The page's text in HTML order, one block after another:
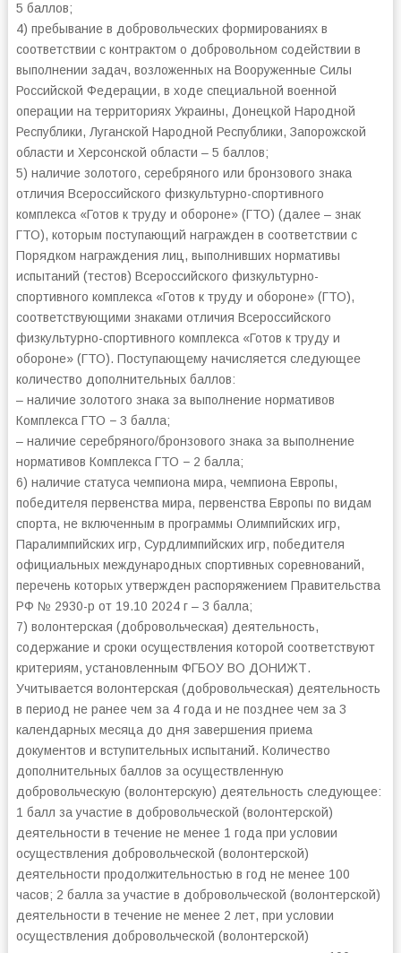
5 баллов;
4) пребывание в добровольческих формированиях в
соответствии с контрактом о добровольном содействии в
выполнении задач, возложенных на Вооруженные Силы
Российской Федерации, в ходе специальной военной
операции на территориях Украины, Донецкой Народной
Республики, Луганской Народной Республики, Запорожской
области и Херсонской области – 5 баллов;
5) наличие золотого, серебряного или бронзового знака
отличия Всероссийского физкультурно-спортивного
комплекса «Готов к труду и обороне» (ГТО) (далее – знак
ГТО), которым поступающий награжден в соответствии с
Порядком награждения лиц, выполнивших нормативы
испытаний (тестов) Всероссийского физкультурно-
спортивного комплекса «Готов к труду и обороне» (ГТО),
соответствующими знаками отличия Всероссийского
физкультурно-спортивного комплекса «Готов к труду и
обороне» (ГТО). Поступающему начисляется следующее
количество дополнительных баллов:
– наличие золотого знака за выполнение нормативов
Комплекса ГТО − 3 балла;
– наличие серебряного/бронзового знака за выполнение
нормативов Комплекса ГТО − 2 балла;
6) наличие статуса чемпиона мира, чемпиона Европы,
победителя первенства мира, первенства Европы по видам
спорта, не включенным в программы Олимпийских игр,
Паралимпийских игр, Сурдлимпийских игр, победителя
официальных международных спортивных соревнований,
перечень которых утвержден распоряжением Правительства
РФ № 2930-р от 19.10 2024 г – 3 балла;
7) волонтерская (добровольческая) деятельность,
содержание и сроки осуществления которой соответствуют
критериям, установленным ФГБОУ ВО ДОНИЖТ.
Учитывается волонтерская (добровольческая) деятельность
в период не ранее чем за 4 года и не позднее чем за 3
календарных месяца до дня завершения приема
документов и вступительных испытаний. Количество
дополнительных баллов за осуществленную
добровольческую (волонтерскую) деятельность следующее:
1 балл за участие в добровольческой (волонтерской)
деятельности в течение не менее 1 года при условии
осуществления добровольческой (волонтерской)
деятельности продолжительностью в год не менее 100
часов; 2 балла за участие в добровольческой (волонтерской)
деятельности в течение не менее 2 лет, при условии
осуществления добровольческой (волонтерской)